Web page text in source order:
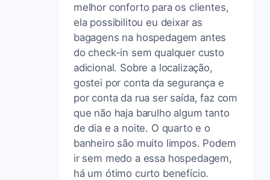
melhor conforto para os clientes,
ela possibilitou eu deixar as
bagagens na hospedagem antes
do check-in sem qualquer custo
adicional. Sobre a localização,
gostei por conta da segurança e
por conta da rua ser saída, faz com
que não haja barulho algum tanto
de dia e a noite. O quarto e o
banheiro são muito limpos. Podem
ir sem medo a essa hospedagem,
há um ótimo curto benefício.